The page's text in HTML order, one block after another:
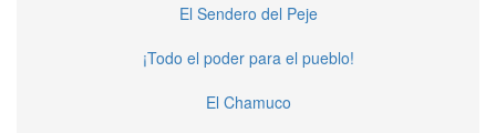
El Sendero del Peje
¡Todo el poder para el pueblo!
El Chamuco